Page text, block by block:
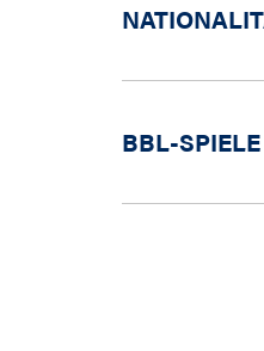
BBL-SPIELE